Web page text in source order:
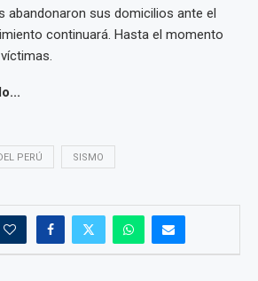
abandonaron sus domicilios ante el
continuará. Hasta el momento
víctimas.
PERÚ SISMO